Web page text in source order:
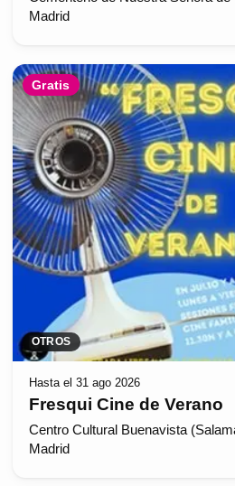
Madrid
Gratis
OTROS
Hasta el 31 ago 2026
Fresqui Cine de Verano
Centro Cultural Buenavista
Madrid